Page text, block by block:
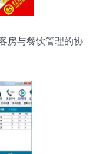
房与餐饮管理的协